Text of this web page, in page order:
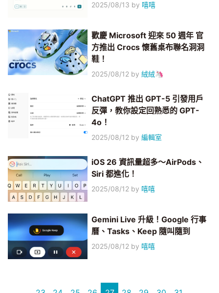
2025/08/13 by 嘻嘻
歡慶 Microsoft 迎來 50 週年 官
方推出 Crocs 懷舊桌布聯名洞洞
鞋！
2025/08/12 by絨絨🦄
ChatGPT 推出 GPT-5 引發用戶
反彈，教你設定回熟悉的 GPT-
4o！
2025/08/12 by編輯室
iOS 26 資訊量超多～AirPods、
Siri 都進化！
2025/08/12 by 嘻嘻
Gemini Live 升級！Google 行事
曆、Tasks、Keep 隨叫隨到
2025/08/12 by 嘻嘻